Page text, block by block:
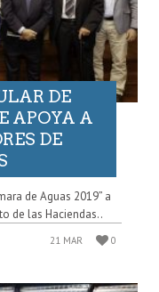
DE
APOYA A
DE
de Aguas 2019” a
de las Haciendas..
21 MAR 0